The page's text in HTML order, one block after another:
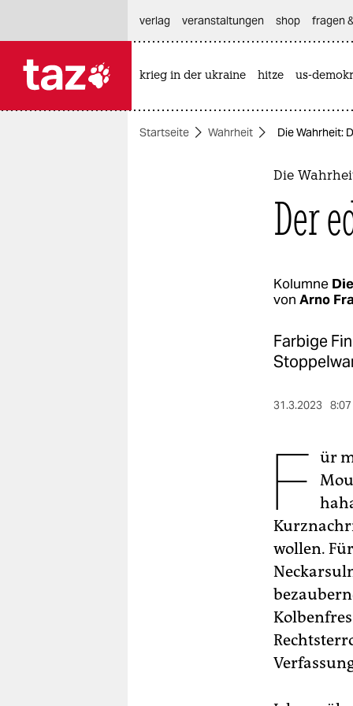
themen
verlag
veranstaltungen shop fragen
krieg in der ukraine hitze us-
Startseite Wahrheit Die Wahrheit:
Die
Der
Kolumne
von Arno
Farbige
31.3.2023
F ür
wollen.